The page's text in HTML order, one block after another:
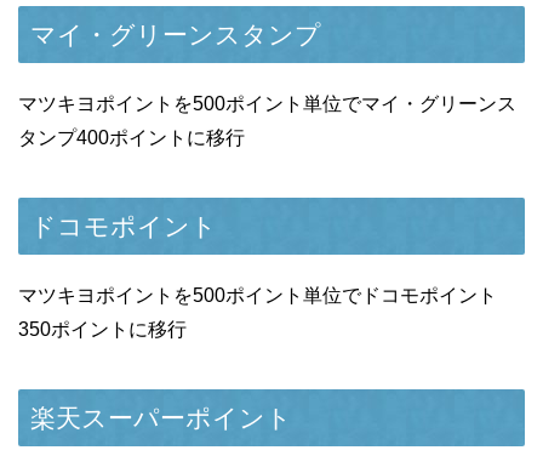
マイ・グリーンスタンプ
マツキヨポイントを500ポイント単位でマイ・グリーンス
タンプ400ポイントに移行
ドコモポイント
マツキヨポイントを500ポイント単位でドコモポイント
350ポイントに移行
楽天スーパーポイント